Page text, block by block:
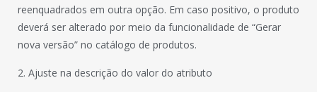
reenquadrados em outra opção. Em caso positivo, o produto
deverá ser alterado por meio da funcionalidade de “Gerar
nova versão” no catálogo de produtos.
2. Ajuste na descrição do valor do atributo